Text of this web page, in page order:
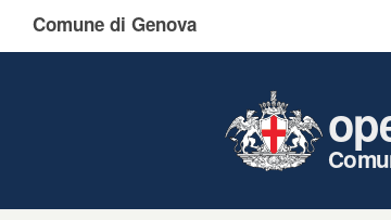
Comune di Genova